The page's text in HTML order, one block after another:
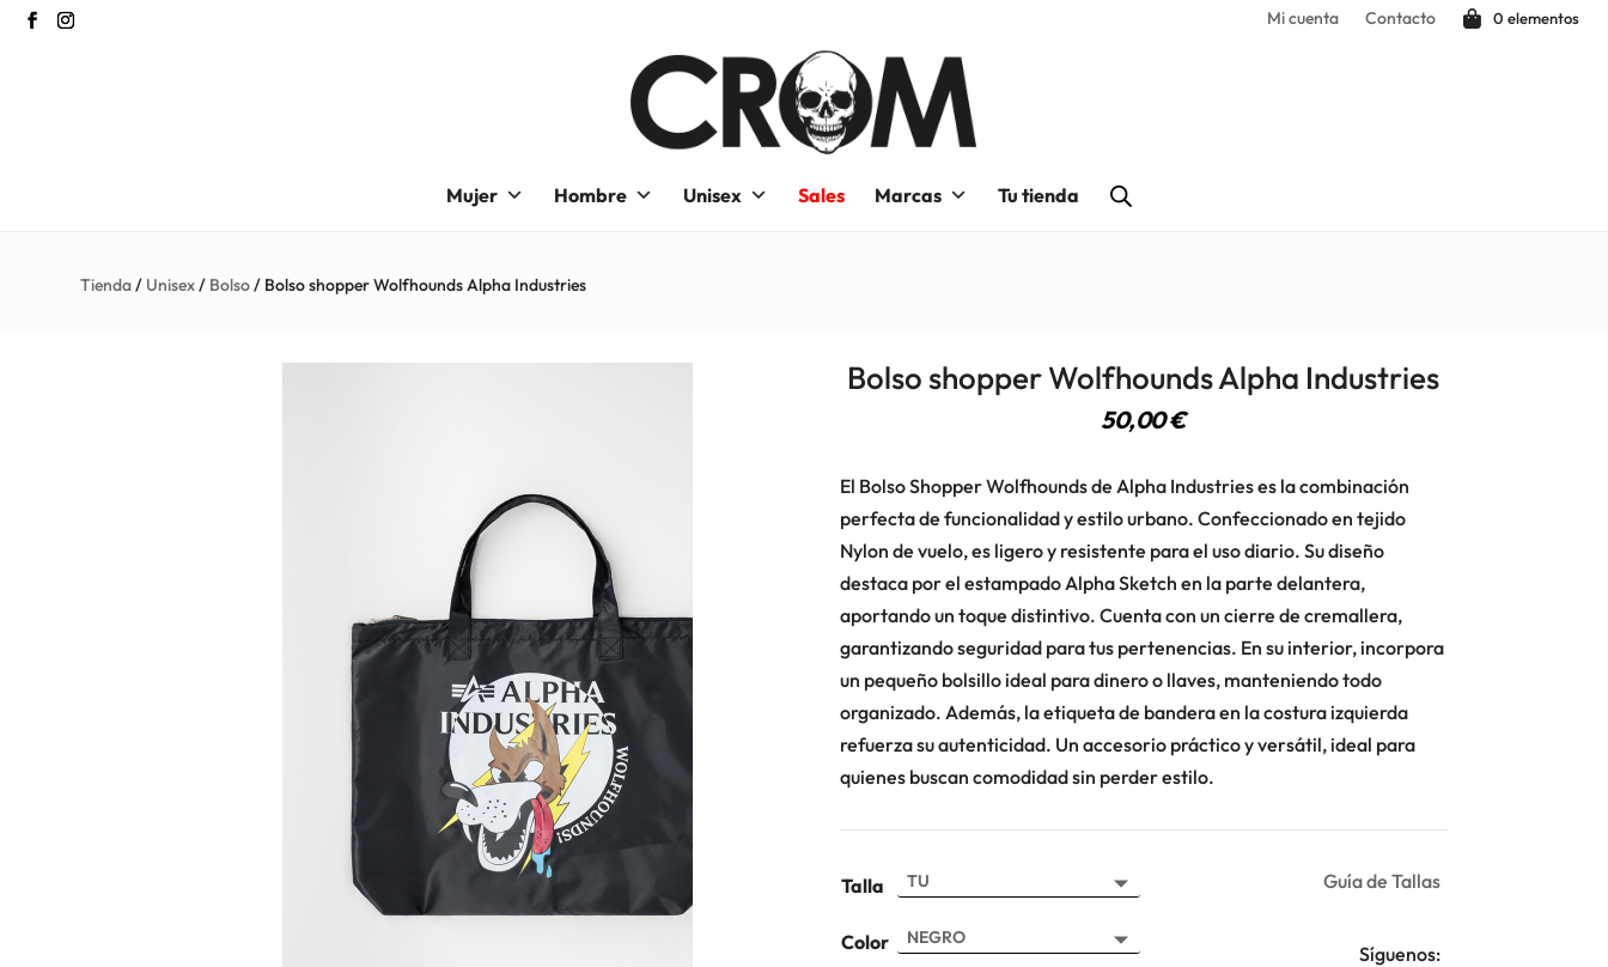
Mi cuenta Contacto 0 elementos
Mujer Hombre Unisex Sales Marcas Tu tienda
Tienda/ Unisex/ Bolso/ Bolso shopper Wolfhounds Alpha Industries
Bolso shopper Wolfhounds Alpha Industries
50,00€
El Bolso Shopper Wolfhounds de Alpha Industries es la combinación
perfecta de funcionalidad y estilo urbano. Confeccionado en tejido
Nylon de vuelo, es ligero y resistente para el uso diario. Su diseño
destaca por el estampado Alpha Sketch en la parte delantera,
aportando un toque distintivo. Cuenta con un cierre de cremallera,
garantizando seguridad para tus pertenencias. En su interior, incorpora
un pequeño bolsillo ideal para dinero o llaves, manteniendo todo
organizado. Además, la etiqueta de bandera en la costura izquierda
refuerza su autenticidad. Un accesorio práctico y versátil, ideal para
quienes buscan comodidad sin perder estilo.
Talla
Color
Guía de Tallas
Síguenos: